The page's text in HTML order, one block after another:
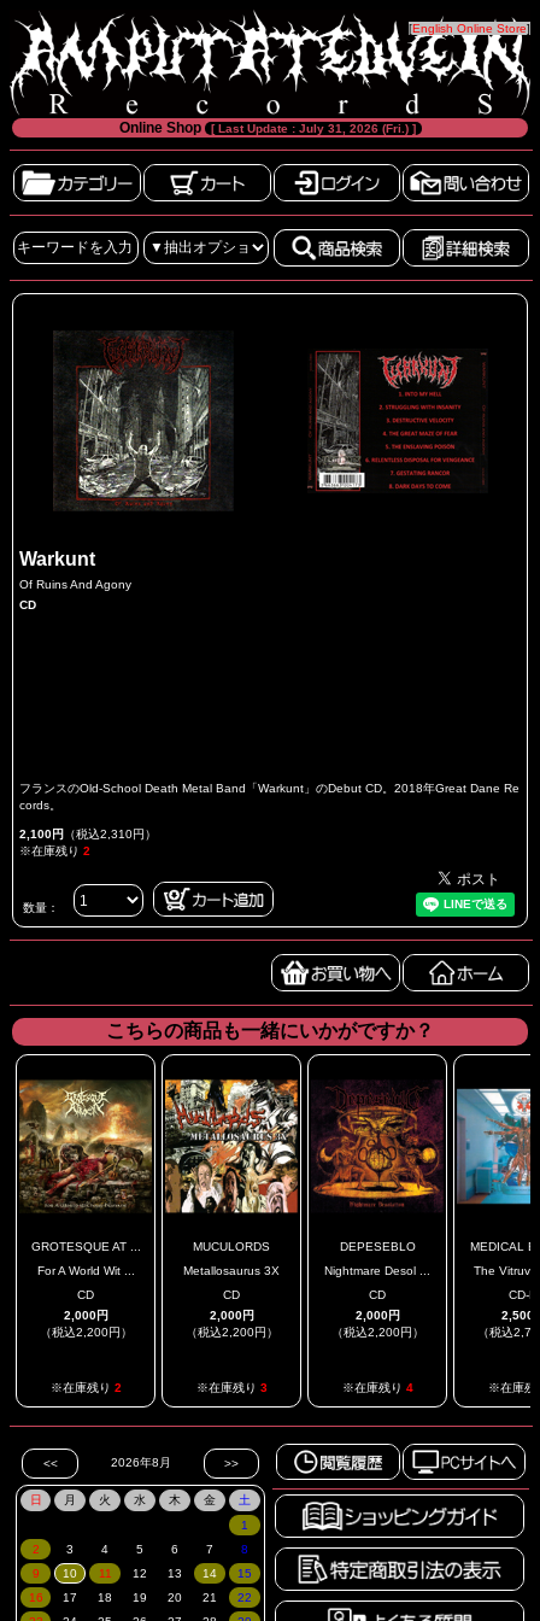
[English Online Store]
Online Shop [ Last Update : July 31, 2026 (Fri.) ]
Warkunt
Of Ruins And Agony
CD
フランスのOld-School Death Metal Band「Warkunt」のDebut CD。2018年Great Dane Re
cords。
2,100円 （税込2,310円）
※在庫残り 2
数量：
こちらの商品も一緒にいかがですか？
GROTESQUE AT ...
For A World Wit ...
CD
2,000円
（税込2,200円）
※在庫残り 2
MUCULORDS
Metallosaurus 3X
CD
2,000円
（税込2,200円）
※在庫残り 3
DEPESEBLO
Nightmare Desol ...
CD
2,000円
（税込2,200円）
※在庫残り 4
MEDICAL
The
CD-R
2,500
（税込
※在庫残